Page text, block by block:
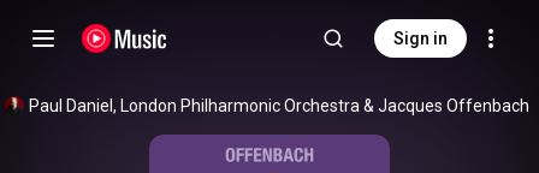
Sign in
Paul Daniel , London Philharmonic Orchestra & Jacques Offenbach